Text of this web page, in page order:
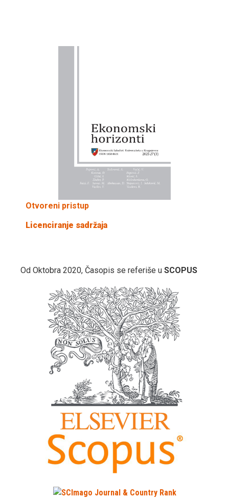
Otvoreni pristup
Licenciranje sadržaja
Od Oktobra 2020, Časopis se referiše u SCOPUS